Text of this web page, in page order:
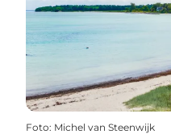
Foto: Michel van Steenwijk